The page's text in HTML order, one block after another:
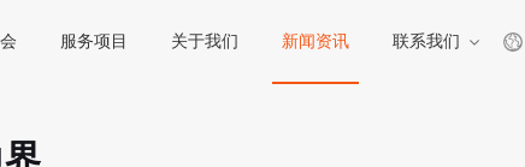
服务项目 关于我们 新闻资讯 联系我们